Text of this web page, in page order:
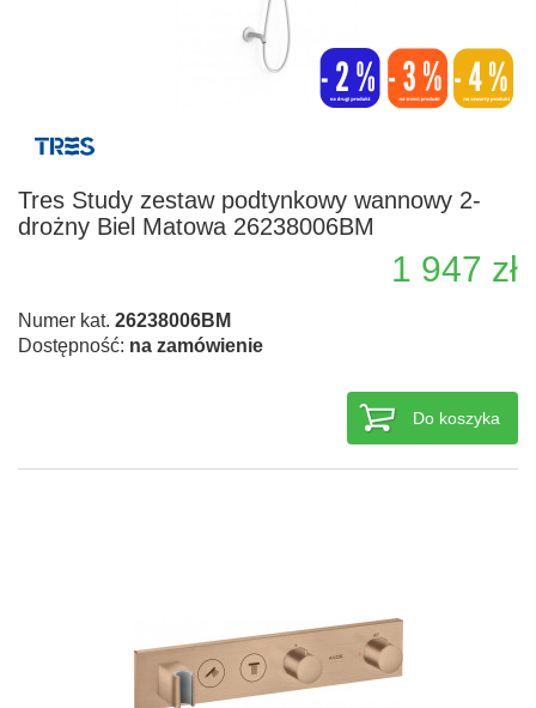
Tres Study zestaw podtynkowy wannowy 2-
drożny Biel Matowa 26238006BM
1 947 zł
Numer kat. 26238006BM
Dostępność: na zamówienie
Do koszyka